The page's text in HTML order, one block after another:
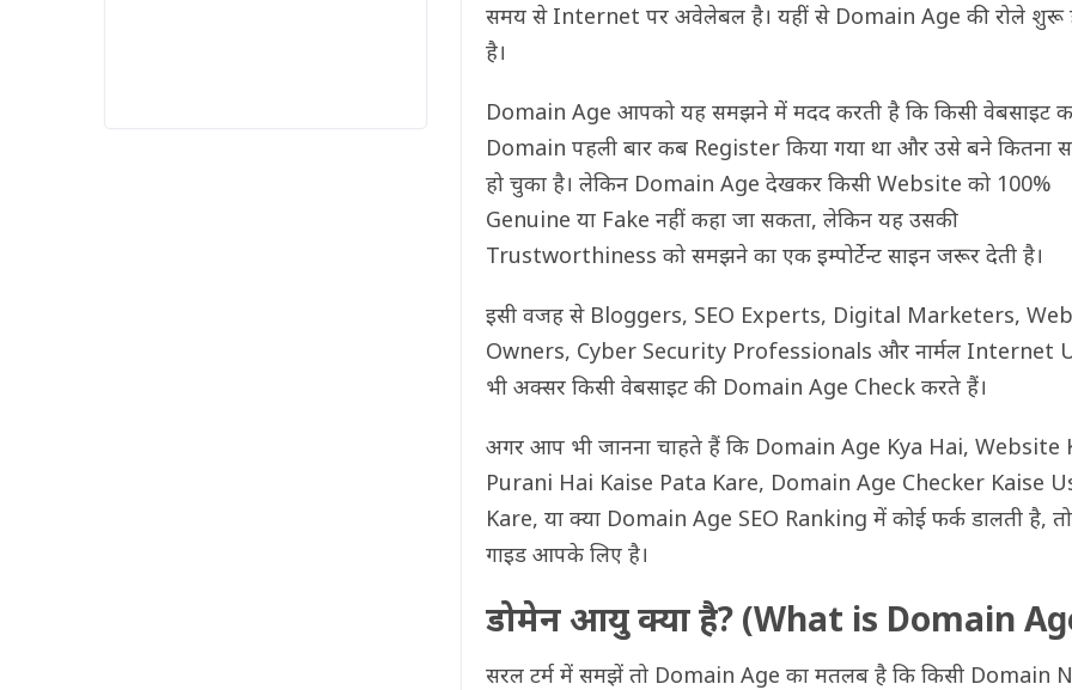
समय से Internet पर अवेलेबल है। यहीं से Domain Age की रोले शुरू
है।
Domain Age आपको यह समझने में मदद करती है कि किसी वेबसाइट
Domain पहली बार कब Register किया गया था और उसे बने कितना
हो चुका है। लेकिन Domain Age देखकर किसी Website को 100%
Genuine या Fake नहीं कहा जा सकता, लेकिन यह उसकी
Trustworthiness को समझने का एक इम्पोर्टेन्ट साइन जरूर देती है।
इसी वजह से Bloggers, SEO Experts, Digital Marketers,
Owners, Cyber Security Professionals और नार्मल Internet
भी अक्सर किसी वेबसाइट की Domain Age Check करते हैं।
अगर आप भी जानना चाहते हैं कि Domain Age Kya Hai, Website
Purani Hai Kaise Pata Kare, Domain Age Checker Kaise
Kare, या क्या Domain Age SEO Ranking में कोई फर्क डालती है,
गाइड आपके लिए है।
डोमेन आयु क्या है? (What is Domain
सरल टर्म में समझें तो Domain Age का मतलब है कि किसी Domain